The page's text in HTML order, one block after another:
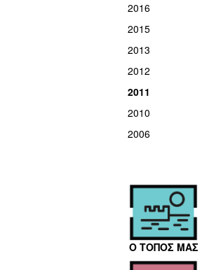
2016
2015
2013
2012
2011
2010
2006
Ο ΤΟΠΟΣ ΜΑΣ